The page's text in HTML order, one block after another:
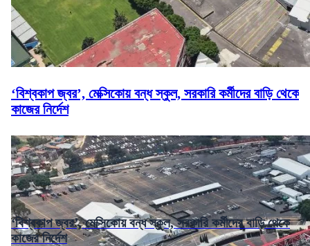
‘বিশ্বকাপ জ্বর’, মেক্সিকোয় বন্ধ স্কুল, সরকারি কর্মীদের বাড়ি থেকে
কাজের নির্দেশ
‘বিশ্বকাপ জ্বর’, মেক্সিকোয় বন্ধ স্কুল, সরকারি কর্মীদের বাড়ি থেকে
কাজের নির্দেশ